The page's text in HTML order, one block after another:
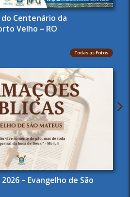
Centenário da
Velho – RO
Todas as Fotos
– Evangelho de São